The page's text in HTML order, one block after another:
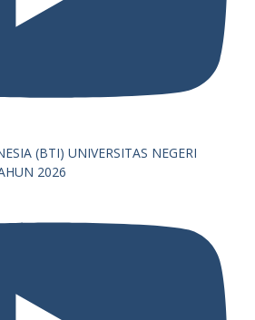
(BTI) UNIVERSITAS NEGERI
2026